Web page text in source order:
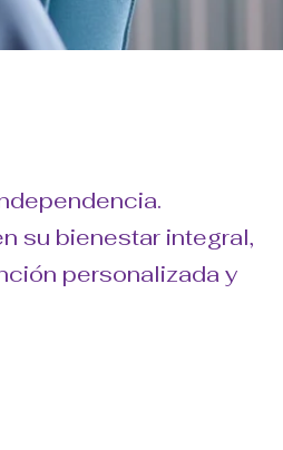
su bienestar integral,
personalizada y